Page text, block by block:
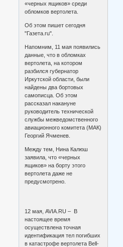
«черных ящиков» среди
обломков вертолета.
Об этом пишет сегодня
"Газета.ru".
Напомним, 11 мая появились
данные, что в обломках
вертолета, на котором
разбился губернатор
Иркутской области, были
найдены два бортовых
самописца. Об этом
рассказал накануне
руководитель технической
службы межведомственного
авиационного комитета (МАК)
Георгий Ячменев.
Между тем, Нина Калюш
заявила, что «черных
ящиков» на борту этого
вертолета даже не
предусмотрено.
12 мая, AVIA.RU – В
настоящее время
осуществлена точная
идентификация тел погибших
в катастрофе вертолета Bell-